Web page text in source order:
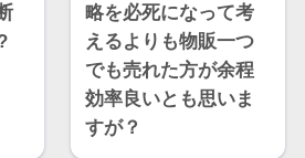
略を必死になって考
えるよりも物販一つ
でも売れた方が余程
効率良いとも思いま
すが？